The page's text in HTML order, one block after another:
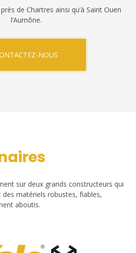
de Chartres ainsi qu’à Saint Ouen
l’Aumône.
NOUS
sur deux grands constructeurs qui
matériels robustes, fiables,
aboutis.